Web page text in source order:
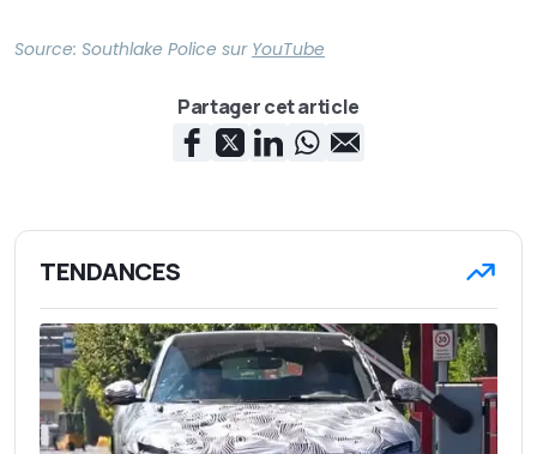
Source: Southlake Police sur YouTube
Partager cet article
TENDANCES